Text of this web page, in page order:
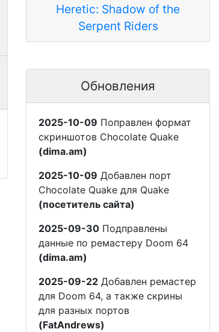
Heretic: Shadow of the
Serpent Riders
Обновления
2025-10-09 Поправлен формат
скриншотов Chocolate Quake
(dima.am)
2025-10-09 Добавлен порт
Chocolate Quake для Quake
(посетитель сайта)
2025-09-30 Подправлены
данные по ремастеру Doom 64
(dima.am)
2025-09-22 Добавлен ремастер
для Doom 64, а также скрины
для разных портов
(FatAndrews)